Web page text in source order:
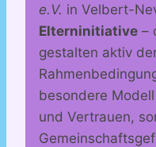
e.V. in Velbert-
Elterninitiative –
gestalten aktiv
besondere
und Vertrauen,